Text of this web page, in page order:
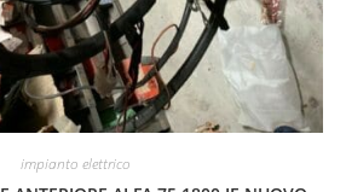
impianto elettrico